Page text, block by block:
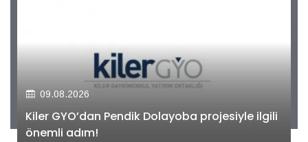
09.08.2026
Kiler GYO’dan Pendik Dolayoba projesiyle ilgili
önemli adım!